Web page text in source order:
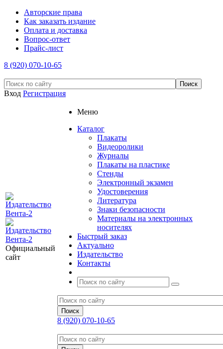
Авторские права
Как заказать издание
Оплата и доставка
Вопрос-ответ
Прайс-лист
8 (920) 070-10-65
Вход Регистрация
Официальный
сайт
Меню
Каталог
Плакаты
Видеоролики
Журналы
Плакаты на пластике
Стенды
Электронный экзамен
Удостоверения
Литература
Знаки безопасности
Материалы на электронных
носителях
Быстрый заказ
Актуально
Издательство
Контакты
8 (920) 070-10-65